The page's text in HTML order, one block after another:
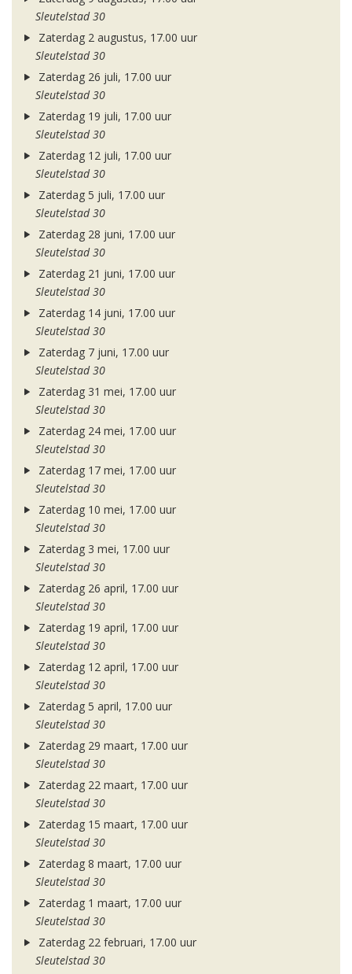
Sleutelstad 30
Zaterdag 2 augustus, 17.00 uur
Sleutelstad 30
Zaterdag 26 juli, 17.00 uur
Sleutelstad 30
Zaterdag 19 juli, 17.00 uur
Sleutelstad 30
Zaterdag 12 juli, 17.00 uur
Sleutelstad 30
Zaterdag 5 juli, 17.00 uur
Sleutelstad 30
Zaterdag 28 juni, 17.00 uur
Sleutelstad 30
Zaterdag 21 juni, 17.00 uur
Sleutelstad 30
Zaterdag 14 juni, 17.00 uur
Sleutelstad 30
Zaterdag 7 juni, 17.00 uur
Sleutelstad 30
Zaterdag 31 mei, 17.00 uur
Sleutelstad 30
Zaterdag 24 mei, 17.00 uur
Sleutelstad 30
Zaterdag 17 mei, 17.00 uur
Sleutelstad 30
Zaterdag 10 mei, 17.00 uur
Sleutelstad 30
Zaterdag 3 mei, 17.00 uur
Sleutelstad 30
Zaterdag 26 april, 17.00 uur
Sleutelstad 30
Zaterdag 19 april, 17.00 uur
Sleutelstad 30
Zaterdag 12 april, 17.00 uur
Sleutelstad 30
Zaterdag 5 april, 17.00 uur
Sleutelstad 30
Zaterdag 29 maart, 17.00 uur
Sleutelstad 30
Zaterdag 22 maart, 17.00 uur
Sleutelstad 30
Zaterdag 15 maart, 17.00 uur
Sleutelstad 30
Zaterdag 8 maart, 17.00 uur
Sleutelstad 30
Zaterdag 1 maart, 17.00 uur
Sleutelstad 30
Zaterdag 22 februari, 17.00 uur
Sleutelstad 30